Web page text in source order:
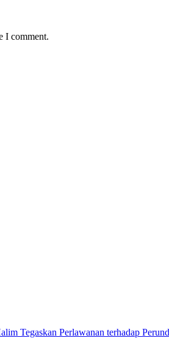
I comment.
Tegaskan Perlawanan terhadap